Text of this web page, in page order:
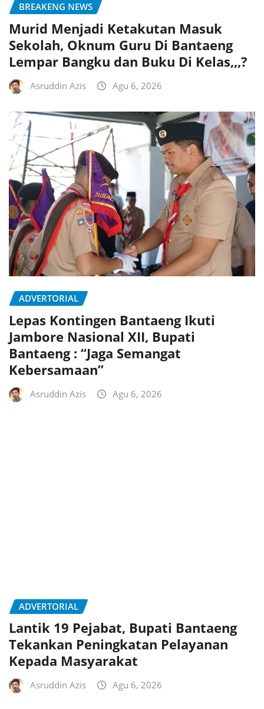
BREAKENG NEWS
Murid Menjadi Ketakutan Masuk
Sekolah, Oknum Guru Di Bantaeng
Lempar Bangku dan Buku Di Kelas,,,?
Asruddin Azis Agu 6, 2026
ADVERTORIAL
Lepas Kontingen Bantaeng Ikuti
Jambore Nasional XII, Bupati
Bantaeng : “Jaga Semangat
Kebersamaan”
Asruddin Azis Agu 6, 2026
ADVERTORIAL
Lantik 19 Pejabat, Bupati Bantaeng
Tekankan Peningkatan Pelayanan
Kepada Masyarakat
Asruddin Azis Agu 6, 2026